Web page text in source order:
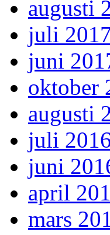
augusti
juli
juni
oktober
augusti
juli
juni
april
mars